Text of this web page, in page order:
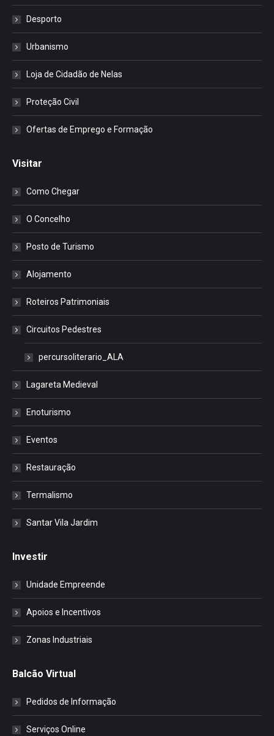
Desporto
Urbanismo
Loja de Cidadão de Nelas
Proteção Civil
Ofertas de Emprego e Formação
Visitar
Como Chegar
O Concelho
Posto de Turismo
Alojamento
Roteiros Patrimoniais
Circuitos Pedestres
percursoliterario_ALA
Lagareta Medieval
Enoturismo
Eventos
Restauração
Termalismo
Santar Vila Jardim
Investir
Unidade Empreende
Apoios e Incentivos
Zonas Industriais
Balcão Virtual
Pedidos de Informação
Serviços Online